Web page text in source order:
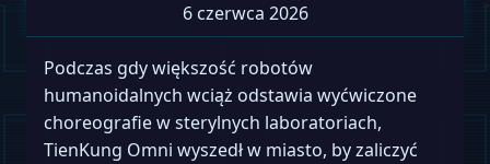
6 czerwca 2026
Podczas gdy większość robotów
humanoidalnych wciąż odstawia wyćwiczone
choreografie w sterylnych laboratoriach,
TienKung Omni wyszedł w miasto, by zaliczyć